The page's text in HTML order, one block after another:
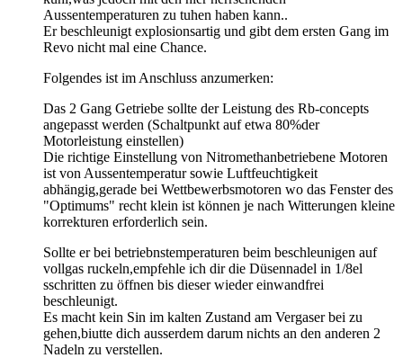
Aussentemperaturen zu tuhen haben kann..
Er beschleunigt explosionsartig und gibt dem ersten Gang im
Revo nicht mal eine Chance.
Folgendes ist im Anschluss anzumerken:
Das 2 Gang Getriebe sollte der Leistung des Rb-concepts
angepasst werden (Schaltpunkt auf etwa 80%der
Motorleistung einstellen)
Die richtige Einstellung von Nitromethanbetriebene Motoren
ist von Aussentemperatur sowie Luftfeuchtigkeit
abhängig,gerade bei Wettbewerbsmotoren wo das Fenster des
"Optimums" recht klein ist können je nach Witterungen kleine
korrekturen erforderlich sein.
Sollte er bei betriebnstemperaturen beim beschleunigen auf
vollgas ruckeln,empfehle ich dir die Düsennadel in 1/8el
sschritten zu öffnen bis dieser wieder einwandfrei
beschleunigt.
Es macht kein Sin im kalten Zustand am Vergaser bei zu
gehen,biutte dich ausserdem darum nichts an den anderen 2
Nadeln zu verstellen.